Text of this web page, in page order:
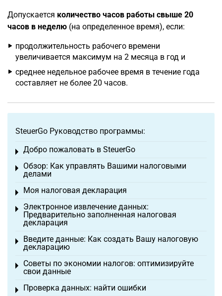
Допускается количество часов работы свыше 20
часов в неделю (на определенное время), если:
продолжительность рабочего времени
увеличивается максимум на 2 месяца в год и
среднее недельное рабочее время в течение года
составляет не более 20 часов.
SteuerGo Руководство программы:
Добро пожаловать в SteuerGo
Toggle menu
Обзор: Как управлять Вашими налоговыми
делами
Toggle menu
Моя налоговая декларация
Toggle menu
Электронное извлечение данных:
Предварительно заполненная налоговая
декларация
Toggle menu
Введите данные: Как создать Вашу налоговую
декларацию
Toggle menu
Советы по экономии налогов: оптимизируйте
свои данные
Toggle menu
Проверка данных: найти ошибки
Toggle menu